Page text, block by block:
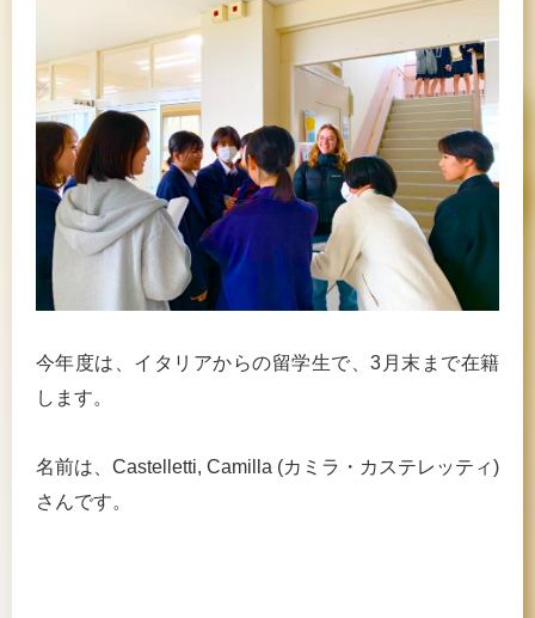
今年度は、イタリアからの留学生で、3月末まで在籍
します。
名前は、Castelletti, Camilla (カミラ・カステレッティ)
さんです。